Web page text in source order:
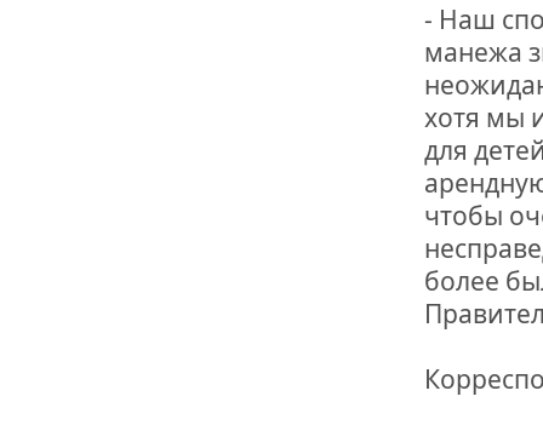
- Наш
манежа
хотя мы
для
чтобы
более